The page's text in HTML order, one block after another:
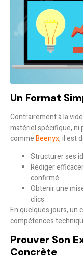
Un Format
Contrairement à la
matériel spécifique, ni
commeBeenyx, il est
Structurer ses
Rédiger
confirmé
Obtenir une
clics
En quelques jours, un
compétences
Prouver Son
Concrète